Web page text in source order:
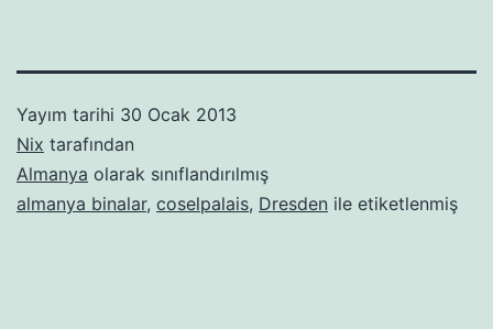
Yayım tarihi 30 Ocak 2013
Nix tarafından
Almanya olarak sınıflandırılmış
almanya binalar, coselpalais, Dresden ile etiketlenmiş